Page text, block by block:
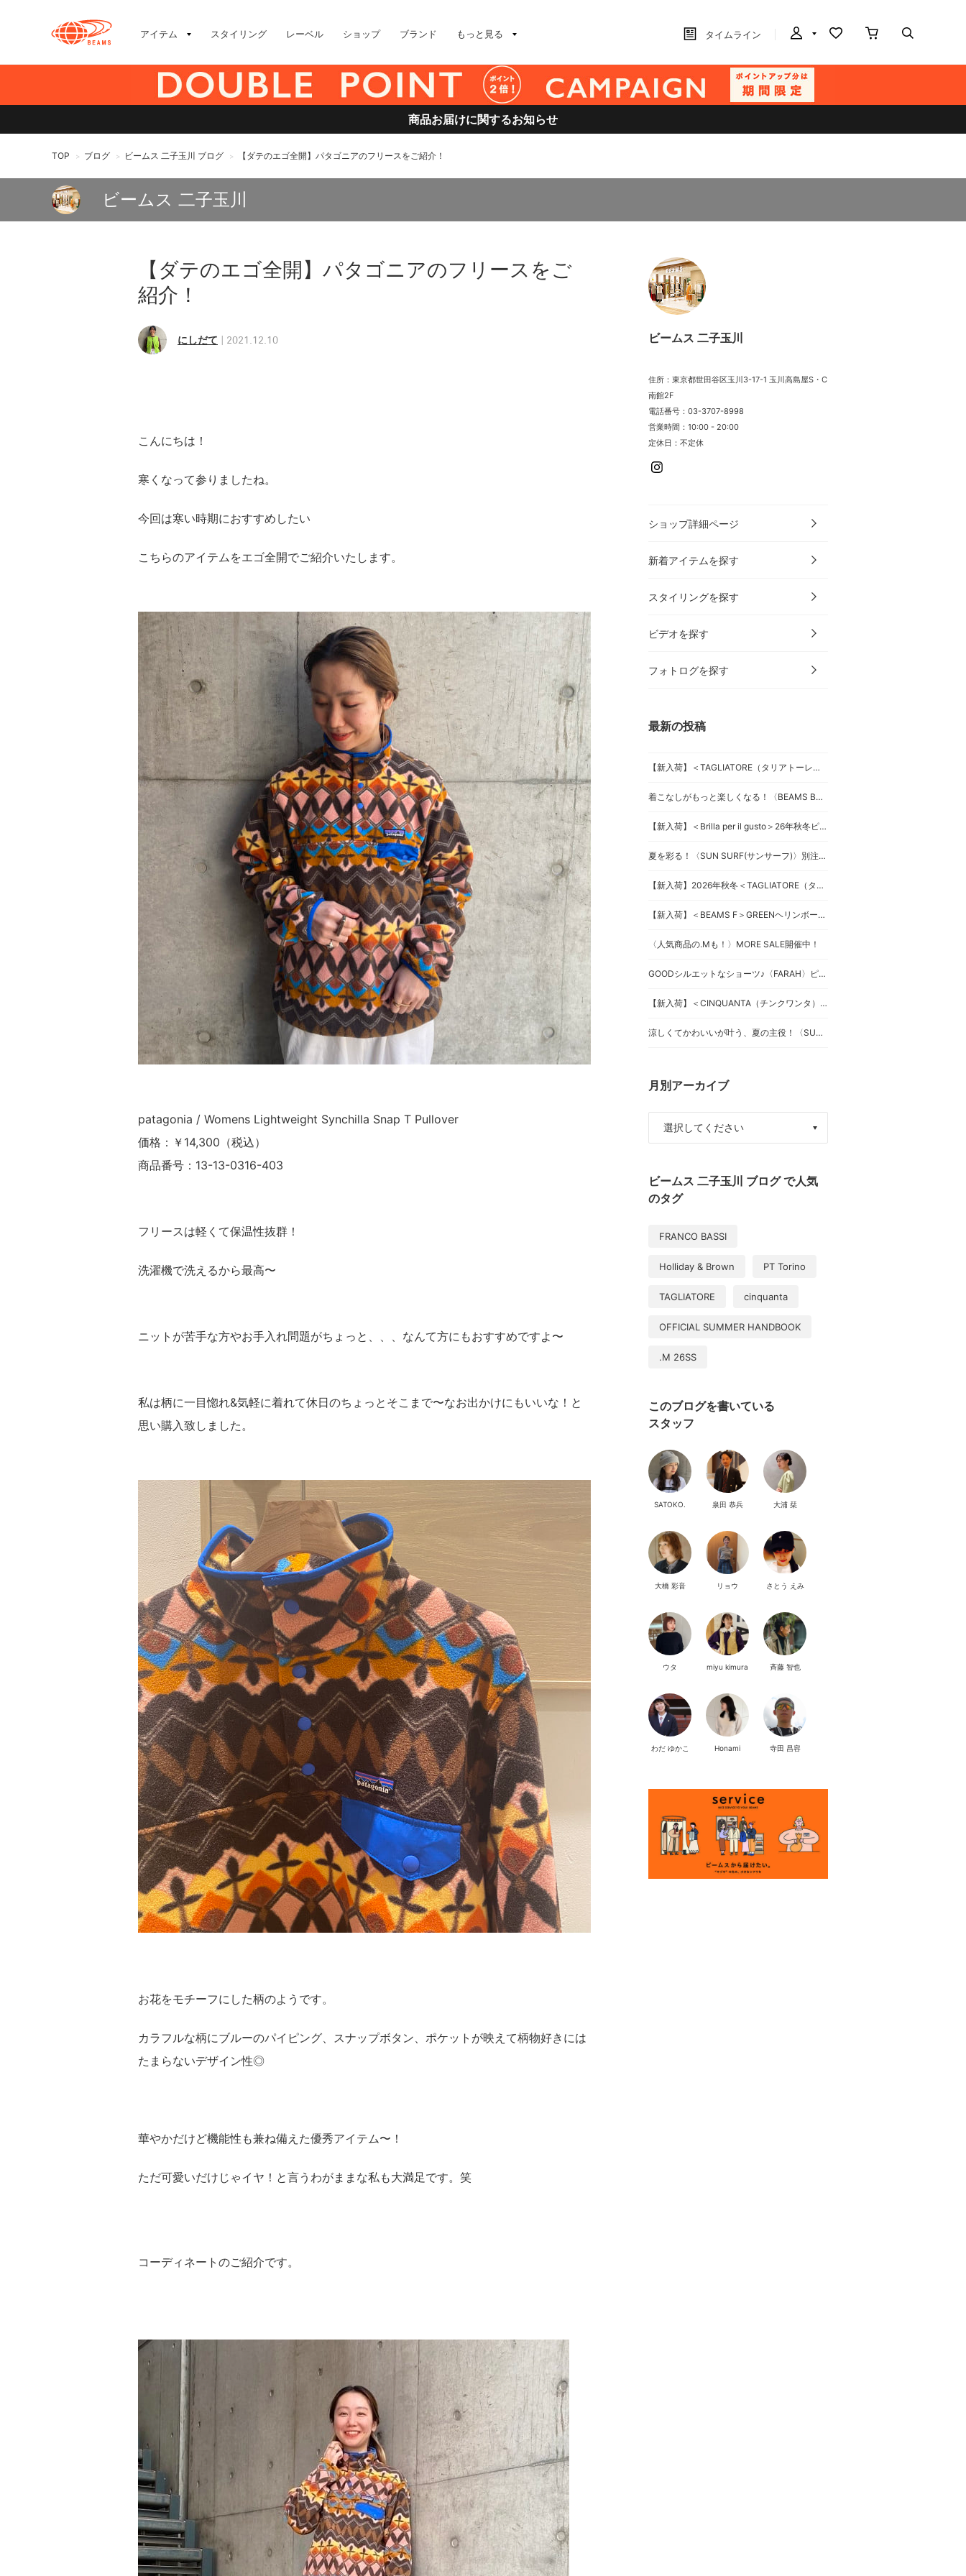
アイテム スタイリング レーベル ショップ ブランド もっと見る タイムライン
商品お届けに関するお知らせ
TOP > ブログ > ビームス 二子玉川 ブログ > 【ダテのエゴ全開】パタゴニアのフリースをご紹介！
ビームス 二子玉川
【ダテのエゴ全開】パタゴニアのフリースをご
紹介！
にしだて 2021.12.10
こんにちは！
寒くなって参りましたね。
今回は寒い時期におすすめしたい
こちらのアイテムをエゴ全開でご紹介いたします。
patagonia / Womens Lightweight Synchilla Snap T Pullover
価格：￥14,300（税込）
商品番号：13-13-0316-403
フリースは軽くて保温性抜群！
洗濯機で洗えるから最高〜
ニットが苦手な方やお手入れ問題がちょっと、、、なんて方にもおすすめですよ〜
私は柄に一目惚れ&気軽に着れて休日のちょっとそこまで〜なお出かけにもいいな！と
思い購入致しました。
お花をモチーフにした柄のようです。
カラフルな柄にブルーのパイピング、スナップボタン、ポケットが映えて柄物好きには
たまらないデザイン性◎
華やかだけど機能性も兼ね備えた優秀アイテム〜！
ただ可愛いだけじゃイヤ！と言うわがままな私も大満足です。笑
コーディネートのご紹介です。
ビームス 二子玉川
住所：東京都世田谷区玉川3-17-1 玉川高島屋S・C
南館2F
電話番号：03-3707-8998
営業時間：10:00 - 20:00
定休日：不定休
ショップ詳細ページ
新着アイテムを探す
スタイリングを探す
ビデオを探す
フォトログを探す
最新の投稿
【新入荷】＜TAGLIATORE（タリアトーレ）＞セットアップSUITS
着こなしがもっと楽しくなる！〈BEAMS BOY〉マウンテンパーカーベスト
【新入荷】＜Brilla per il gusto＞26年秋冬ピンストライプスーツ
夏を彩る！〈SUN SURF(サンサーフ)〉別注キャミワンピース
【新入荷】2026年秋冬＜TAGLIATORE（タリアトーレ）＞ダブルブレストジャケット
【新入荷】＜BEAMS F＞GREENヘリンボーンジャケット
〈人気商品の.Mも！〉MORE SALE開催中！
GOODシルエットなショーツ♪〈FARAH〉ピンタックショーツ！
【新入荷】＜CINQUANTA（チンクワンタ）＞スペシャルなドライビングブルゾン
涼しくてかわいいが叶う、夏の主役！〈SUN SURF〉別注スカート
月別アーカイブ
ビームス 二子玉川 ブログ で人気
のタグ
FRANCO BASSI
Holliday & Brown PT Torino
TAGLIATORE cinquanta
OFFICIAL SUMMER HANDBOOK
.M 26SS
このブログを書いている
スタッフ
SATOKO. 泉田 恭兵 大浦 栞
大橋 彩音 リョウ さとう えみ
ウタ miyu kimura 斉藤 智也
わだ ゆかこ Honami 寺田 昌容